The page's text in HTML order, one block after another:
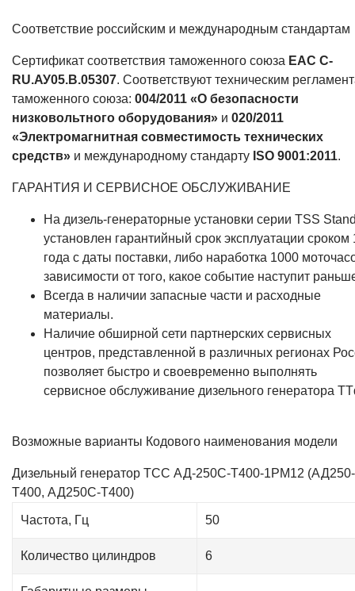
Соответствие российским и международным стандартам
Сертификат соответствия таможенного союза EAC C-
RU.АУ05.B.05307. Соответствуют техническим
таможенного союза: 004/2011 «О безопасности
низковольтного оборудования» и 020/2011
«Электромагнитная совместимость технических
средств» и международному стандарту ISO 9001:2011.
ГАРАНТИЯ И СЕРВИСНОЕ ОБСЛУЖИВАНИЕ
На дизель-генераторные установки серии TSS
установлен гарантийный срок эксплуатации сроком
года с даты поставки, либо наработка 1000
зависимости от того, какое событие наступит
Всегда в наличии запасные части и расходные
материалы.
Наличие обширной сети партнерских сервисных
центров, представленной в различных регионах
позволяет быстро и своевременно выполнять
сервисное обслуживание дизельного генератора
Возможные варианты Кодового наименования модели
Дизельный генератор ТСС АД-250С-Т400-1РМ12 (АД250-
Т400, АД250С-Т400)
Частота, Гц 50
Количество цилиндров 6